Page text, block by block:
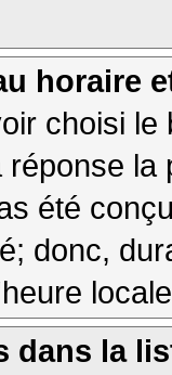
horaire
choisi
été
donc,
dans la